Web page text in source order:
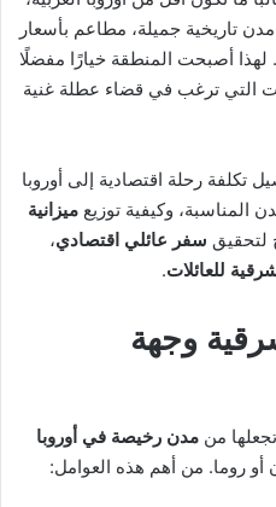
تاريخية جميلة، مطاعم بأسعار
أصبحت المنطقة خيارًا مفضلًا
التي ترغب في قضاء عطلة غنية
رحلة اقتصادية إلى أوروبا
المناسبة، وكيفية توزيع ميزانية
لتحقيق سفر عائلي اقتصادي،
للعائلات.
وجهة
من مدن رخيصة في أوروبا
أو روما. من أهم هذه العوامل: